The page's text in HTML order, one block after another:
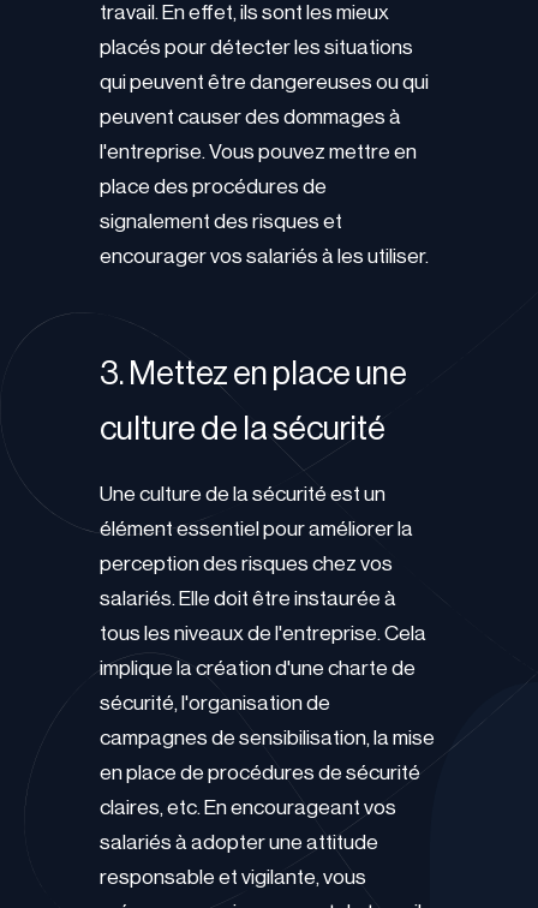
travail. En effet, ils sont les mieux
placés pour détecter les situations
qui peuvent être dangereuses ou qui
peuvent causer des dommages à
l'entreprise. Vous pouvez mettre en
place des procédures de
signalement des risques et
encourager vos salariés à les utiliser.
3. Mettez en place une
culture de la sécurité
Une culture de la sécurité est un
élément essentiel pour améliorer la
perception des risques chez vos
salariés. Elle doit être instaurée à
tous les niveaux de l'entreprise. Cela
implique la création d'une charte de
sécurité, l'organisation de
campagnes de sensibilisation, la mise
en place de procédures de sécurité
claires, etc. En encourageant vos
salariés à adopter une attitude
responsable et vigilante, vous